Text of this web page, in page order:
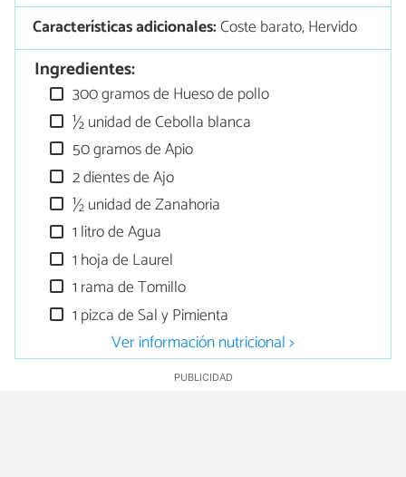
Características adicionales:Coste barato, Hervido
Ingredientes:
300 gramos de Hueso de pollo
½ unidad de Cebolla blanca
50 gramos de Apio
2 dientes de Ajo
½ unidad de Zanahoria
1 litro de Agua
1 hoja de Laurel
1 rama de Tomillo
1 pizca de Sal y Pimienta
Ver información nutricional >